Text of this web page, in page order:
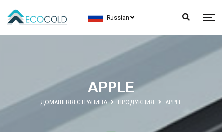
Russian
APPLE
ДОМАШНЯЯ СТРАНИЦА ПРОДУКЦИЯ APPLE